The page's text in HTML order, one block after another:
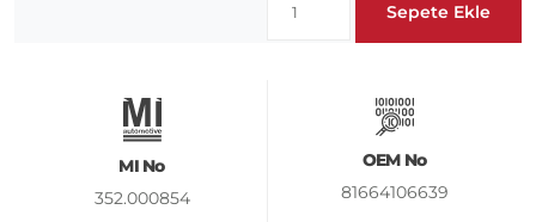
Sepete Ekle
MI No
352.000854
OEM No
81664106639